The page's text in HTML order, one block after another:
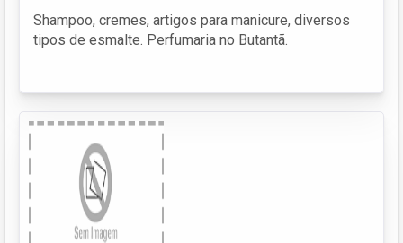
Shampoo, cremes, artigos para manicure, diversos
tipos de esmalte. Perfumaria no Butantã.